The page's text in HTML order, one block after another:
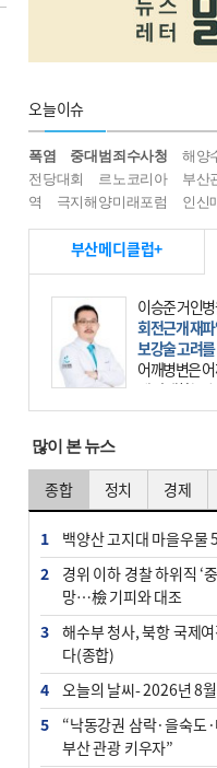
오늘이슈
폭염 중대범죄수사청 해양
전당대회
르노코리아 부산
역
극지해양미래포럼 인신
부산메디클럽+
이승준 거인
회전근개 재
보강술 고려를
어깨병변은
에 발생하는
는 오십견과
많이 본 뉴스
종합 정치 경제
1
백양산 고지대 마을우물
2
경위 이하 경찰 하위직 ‘
망…檢 기피와 대조
3
해수부 청사, 북항 국제
다(종합)
4
오늘의 날씨- 2026년 8
5
“낙동강권 삼락·을숙도
부산 관광 키우자”